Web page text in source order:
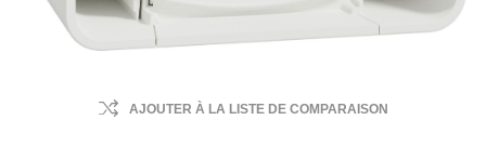
AJOUTER À LA LISTE DE COMPARAISON